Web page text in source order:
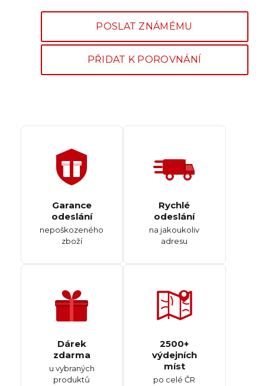
POSLAT ZNÁMÉMU
PŘIDAT K POROVNÁNÍ
Garance
odeslání
nepoškozeného
zboží
Rychlé
odeslání
na jakoukoliv
adresu
Dárek
zdarma
u vybraných
produktů
2500+
výdejních
míst
po celé ČR